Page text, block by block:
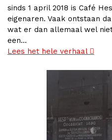
sinds 1 april 2018 is Café
eigenaren. Vaak ontstaan
wat er dan allemaal wel
een…
Lees het hele verhaal